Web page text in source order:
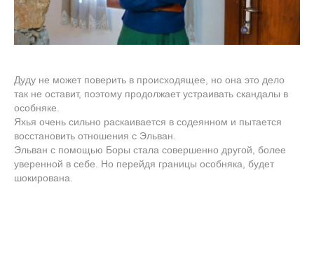
Дуду не может поверить в происходящее, но она это дело
так не оставит, поэтому продолжает устраивать скандалы в
особняке.
Яхья очень сильно раскаивается в содеянном и пытается
восстановить отношения с Эльван.
Эльван с помощью Боры стала совершенно другой, более
уверенной в себе. Но перейдя границы особняка, будет
шокирована.